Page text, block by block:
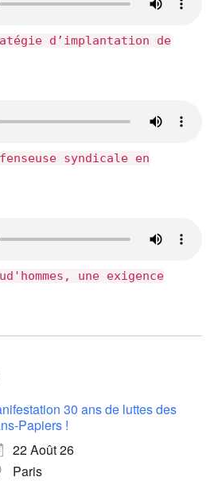
d’implantation de
syndicale en
une exigence
30 ans de luttes des
Papiers !
22 Août 26
Paris